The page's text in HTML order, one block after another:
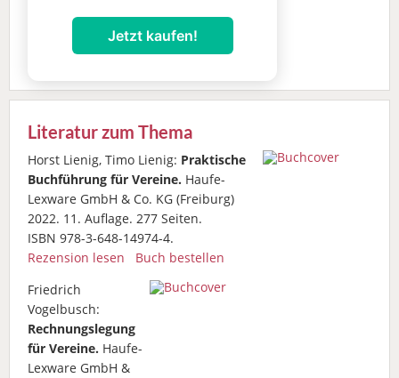
Jetzt kaufen!
Literatur zum Thema
Horst Lienig, Timo Lienig: Praktische
Buchführung für Vereine. Haufe-
Lexware GmbH & Co. KG (Freiburg)
2022. 11. Auflage. 277 Seiten.
ISBN 978-3-648-14974-4.
Rezension lesen
Buch bestellen
Friedrich
Vogelbusch:
Rechnungslegung
für Vereine. Haufe-
Lexware GmbH &